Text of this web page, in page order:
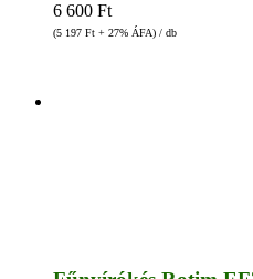
6 600 Ft
(5 197 Ft + 27% ÁFA) / db